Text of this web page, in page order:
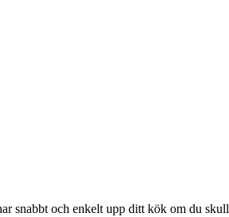
snabbt och enkelt upp ditt kök om du